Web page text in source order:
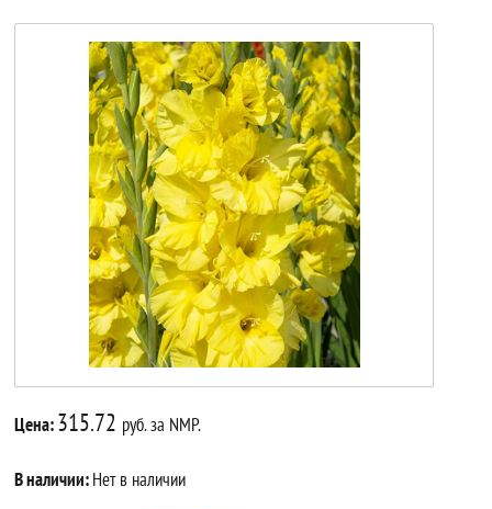
Цена:315.72 руб. за NMP.
В наличии:Нет в наличии